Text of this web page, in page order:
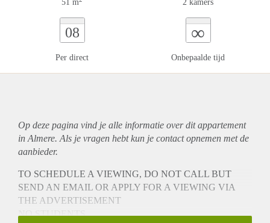
51 m 2 kamers
08
Per direct
∞
Onbepaalde tijd
Op deze pagina vind je alle informatie over ditappartement
in Almere. Als je vragen hebt kun je contact opnemen met de
aanbieder.
TO SCHEDULE A VIEWING, DO NOT CALL BUT
SEND AN EMAIL OR APPLY FOR A VIEWING VIA
THE ADVERTISEMENT
NO STUDENTS